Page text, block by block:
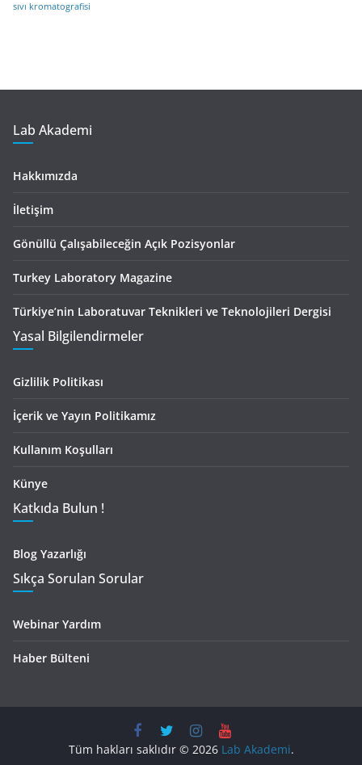
sıvı kromatografisi
Lab Akademi
Hakkımızda
İletişim
Gönüllü Çalışabileceğin Açık Pozisyonlar
Turkey Laboratory Magazine
Türkiye’nin Laboratuvar Teknikleri ve Teknolojileri Dergisi
Yasal Bilgilendirmeler
Gizlilik Politikası
İçerik ve Yayın Politikamız
Kullanım Koşulları
Künye
Katkıda Bulun !
Blog Yazarlığı
Sıkça Sorulan Sorular
Webinar Yardım
Haber Bülteni
Tüm hakları saklıdır © 2026 Lab Akademi.